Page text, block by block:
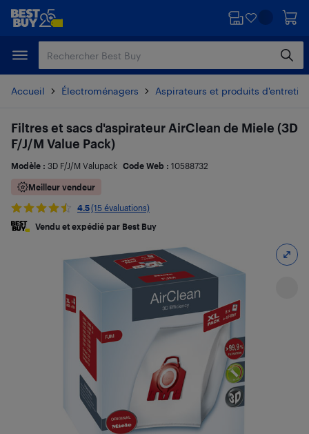
Passer
principal
Passer
Accueil Électroménagers Aspirateurs et produits
Filtres et sacs d'aspirateur AirClean de Miele (3D
F/J/M Value Pack)
Modèle : 3D F/J/M Valupack Code Web : 10588732
Meilleur vendeur
4.5(15 évaluations)
Vendu et expédié par Best Buy